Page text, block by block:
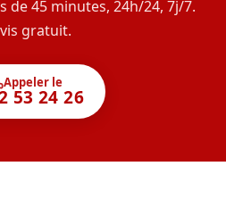
de 45 minutes, 24h/24, 7j/7.
gratuit.
Appeler le
53 24 26